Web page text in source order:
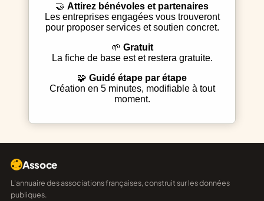
Attirez bénévoles et partenaires
Les entreprises engagées vous trouveront
pour proposer services et soutien concret.
Gratuit
La fiche de base est et restera gratuite.
Guidé étape par étape
Création en 5 minutes, modifiable à tout
moment.
Assoce
L'annuaire des associations françaises, construit sur les données
publiques.